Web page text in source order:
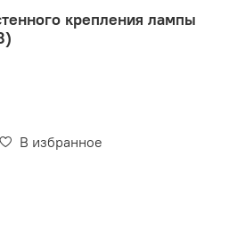
крепления лампы
В избранное